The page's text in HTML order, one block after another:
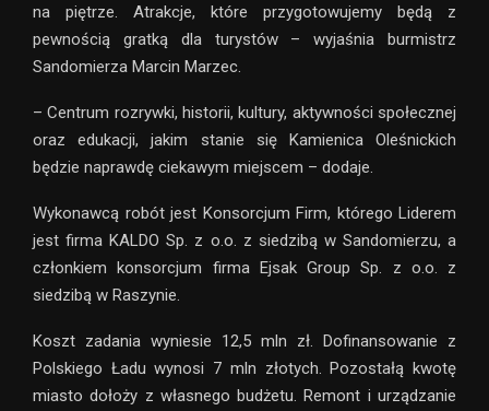
na piętrze. Atrakcje, które przygotowujemy będą z
pewnością gratką dla turystów – wyjaśnia burmistrz
Sandomierza Marcin Marzec.
– Centrum rozrywki, historii, kultury, aktywności społecznej
oraz edukacji, jakim stanie się Kamienica Oleśnickich
będzie naprawdę ciekawym miejscem – dodaje.
Wykonawcą robót jest Konsorcjum Firm, którego Liderem
jest firma KALDO Sp. z o.o. z siedzibą w Sandomierzu, a
członkiem konsorcjum firma Ejsak Group Sp. z o.o. z
siedzibą w Raszynie.
Koszt zadania wyniesie 12,5 mln zł. Dofinansowanie z
Polskiego Ładu wynosi 7 mln złotych. Pozostałą kwotę
miasto dołoży z własnego budżetu. Remont i urządzanie